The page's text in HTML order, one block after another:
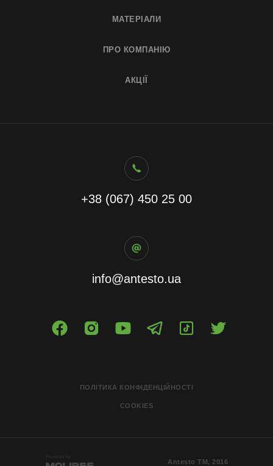
ПОЛІТИКА КОНФІДЕНЦІЙНОСТІ
COOKIES
info@antesto.ua
+38 (067) 450 25 00
МАТЕРІАЛИ
АКЦІЇ
ПРО КОМПАНІЮ
Antesto ТМ, 2016